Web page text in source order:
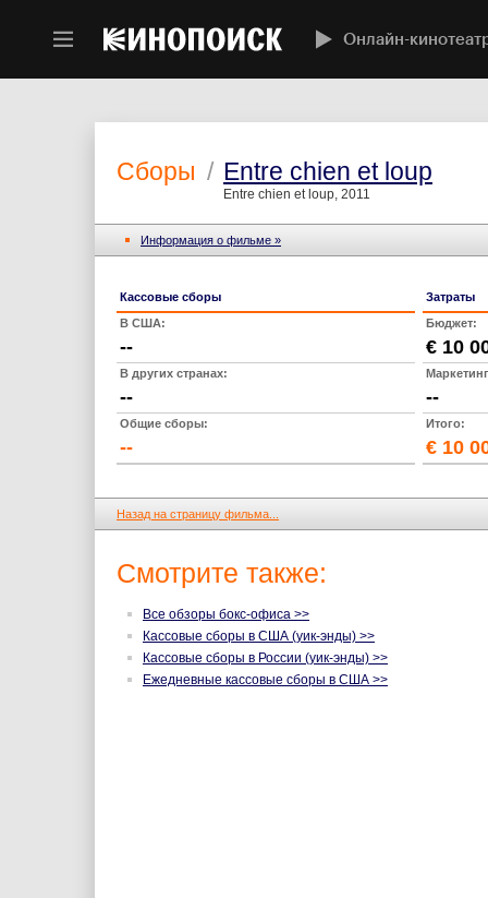
Онлайн-
Сборы / Entre chien et loup
Entre chien et loup, 2011
Информация о фильме »
Кассовые сборы
В США:
--
В других странах:
--
Общие сборы:
--
Затраты
Бюджет:
€ 10
--
Итого:
€ 10
Назад на страницу фильма...
Смотрите также:
Все обзоры бокс-офиса >>
Кассовые сборы в США (уик-энды) >>
Кассовые сборы в России (уик-энды) >>
Ежедневные кассовые сборы в США >>